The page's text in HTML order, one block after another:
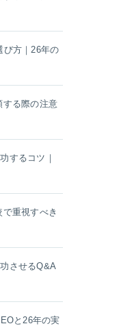
び方｜26年の
する際の注意
するコツ｜
重視すべき
させるQ&A
と26年の実